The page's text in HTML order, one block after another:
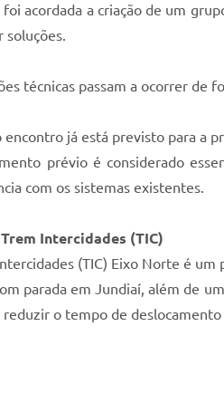
foi acordada a criação de um
soluções.
técnicas passam a ocorrer de
encontro já está previsto para a
prévio é considerado
com os sistemas existentes.
Intercidades (TIC)
(TIC) Eixo Norte é
parada em Jundiaí, além de
reduzir o tempo de